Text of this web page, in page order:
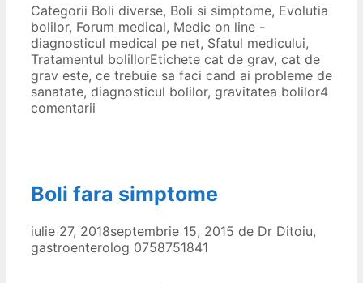
Categorii Boli diverse, Boli si simptome, Evolutia
bolilor, Forum medical, Medic on line -
diagnosticul medical pe net, Sfatul medicului,
Tratamentul bolillorEtichete cat de grav, cat de
grav este, ce trebuie sa faci cand ai probleme de
sanatate, diagnosticul bolilor, gravitatea bolilor4
comentarii
Boli fara simptome
iulie 27, 2018septembrie 15, 2015 de Dr Ditoiu,
gastroenterolog 0758751841